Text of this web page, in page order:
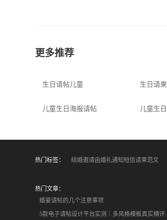
更多推荐
生日请帖儿童 生日请
儿童生日海报请帖 儿童生
热门标签： 结婚邀请函婚礼通知短信请柬范文
热门文章：
婚宴请帖的几个注意事项
5款电子请